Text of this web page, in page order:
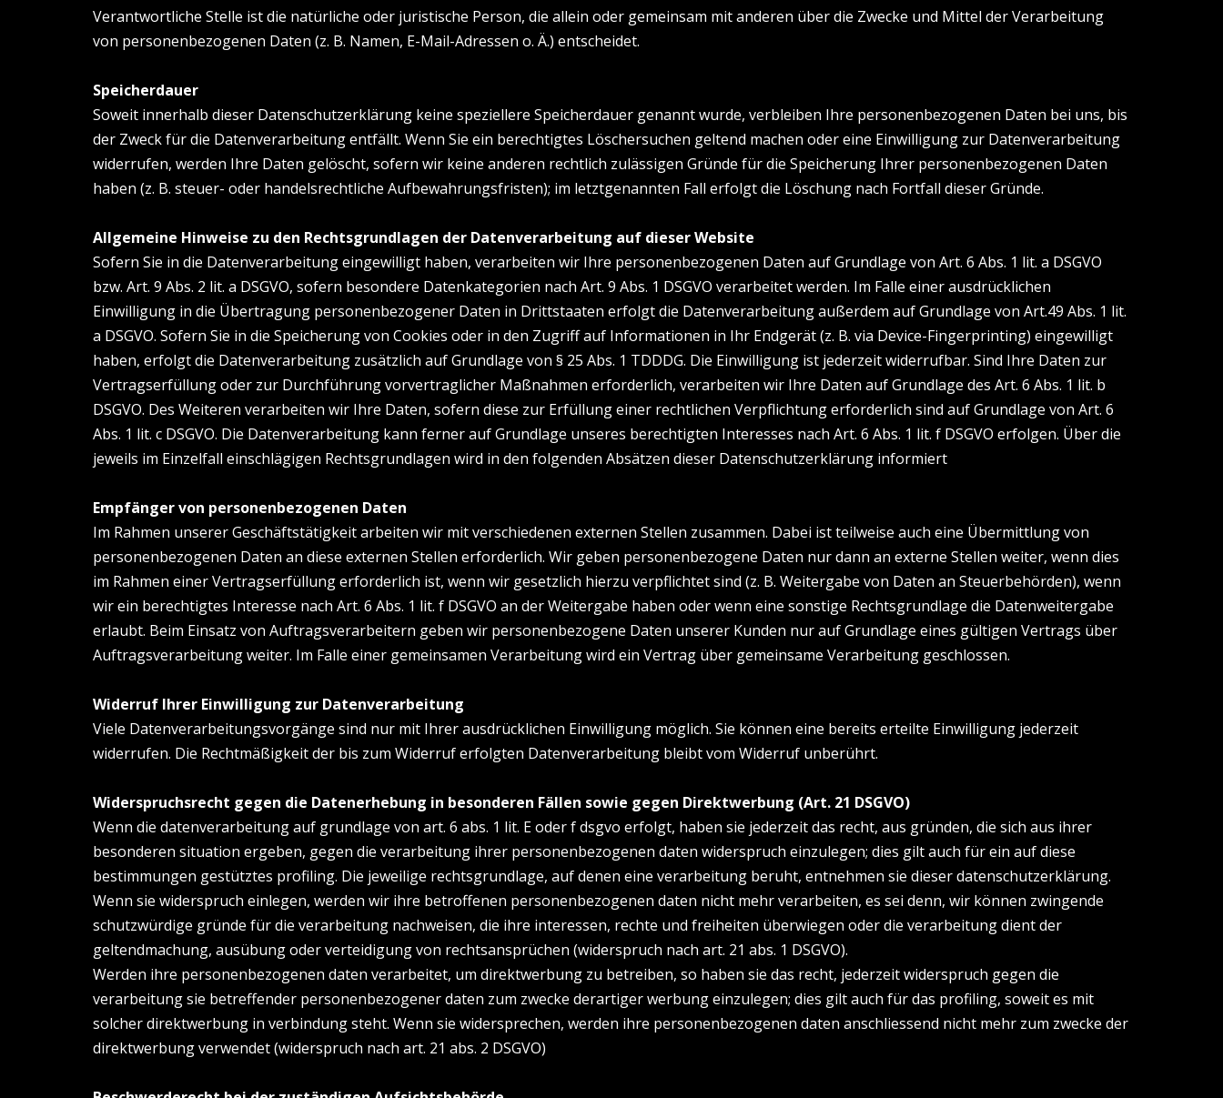
Verantwortliche Stelle ist die natürliche oder juristische Person, die allein oder gemeinsam mit anderen über die Zwecke und Mittel der Verarbeitung
von personenbezogenen Daten (z. B. Namen, E-Mail-Adressen o. Ä.) entscheidet.
Speicherdauer
Soweit innerhalb dieser Datenschutzerklärung keine speziellere Speicherdauer genannt wurde, verbleiben Ihre personenbezogenen Daten bei uns, bis
der Zweck für die Datenverarbeitung entfällt. Wenn Sie ein berechtigtes Löschersuchen geltend machen oder eine Einwilligung zur Datenverarbeitung
widerrufen, werden Ihre Daten gelöscht, sofern wir keine anderen rechtlich zulässigen Gründe für die Speicherung Ihrer personenbezogenen Daten
haben (z. B. steuer- oder handelsrechtliche Aufbewahrungsfristen); im letztgenannten Fall erfolgt die Löschung nach Fortfall dieser Gründe.
Allgemeine Hinweise zu den Rechtsgrundlagen der Datenverarbeitung auf dieser Website
Sofern Sie in die Datenverarbeitung eingewilligt haben, verarbeiten wir Ihre personenbezogenen Daten auf Grundlage von Art. 6 Abs. 1 lit. a DSGVO
bzw. Art. 9 Abs. 2 lit. a DSGVO, sofern besondere Datenkategorien nach Art. 9 Abs. 1 DSGVO verarbeitet werden. Im Falle einer ausdrücklichen
Einwilligung in die Übertragung personenbezogener Daten in Drittstaaten erfolgt die Datenverarbeitung außerdem auf Grundlage von Art.49 Abs. 1 lit.
a DSGVO. Sofern Sie in die Speicherung von Cookies oder in den Zugriff auf Informationen in Ihr Endgerät (z. B. via Device-Fingerprinting) eingewilligt
haben, erfolgt die Datenverarbeitung zusätzlich auf Grundlage von § 25 Abs. 1 TDDDG. Die Einwilligung ist jederzeit widerrufbar. Sind Ihre Daten zur
Vertragserfüllung oder zur Durchführung vorvertraglicher Maßnahmen erforderlich, verarbeiten wir Ihre Daten auf Grundlage des Art. 6 Abs. 1 lit. b
DSGVO. Des Weiteren verarbeiten wir Ihre Daten, sofern diese zur Erfüllung einer rechtlichen Verpflichtung erforderlich sind auf Grundlage von Art. 6
Abs. 1 lit. c DSGVO. Die Datenverarbeitung kann ferner auf Grundlage unseres berechtigten Interesses nach Art. 6 Abs. 1 lit. f DSGVO erfolgen. Über die
jeweils im Einzelfall einschlägigen Rechtsgrundlagen wird in den folgenden Absätzen dieser Datenschutzerklärung informiert
Empfänger von personenbezogenen Daten
Im Rahmen unserer Geschäftstätigkeit arbeiten wir mit verschiedenen externen Stellen zusammen. Dabei ist teilweise auch eine Übermittlung von
personenbezogenen Daten an diese externen Stellen erforderlich. Wir geben personenbezogene Daten nur dann an externe Stellen weiter, wenn dies
im Rahmen einer Vertragserfüllung erforderlich ist, wenn wir gesetzlich hierzu verpflichtet sind (z. B. Weitergabe von Daten an Steuerbehörden), wenn
wir ein berechtigtes Interesse nach Art. 6 Abs. 1 lit. f DSGVO an der Weitergabe haben oder wenn eine sonstige Rechtsgrundlage die Datenweitergabe
erlaubt. Beim Einsatz von Auftragsverarbeitern geben wir personenbezogene Daten unserer Kunden nur auf Grundlage eines gültigen Vertrags über
Auftragsverarbeitung weiter. Im Falle einer gemeinsamen Verarbeitung wird ein Vertrag über gemeinsame Verarbeitung geschlossen.
Widerruf Ihrer Einwilligung zur Datenverarbeitung
Viele Datenverarbeitungsvorgänge sind nur mit Ihrer ausdrücklichen Einwilligung möglich. Sie können eine bereits erteilte Einwilligung jederzeit
widerrufen. Die Rechtmäßigkeit der bis zum Widerruf erfolgten Datenverarbeitung bleibt vom Widerruf unberührt.
Widerspruchsrecht gegen die Datenerhebung in besonderen Fällen sowie gegen Direktwerbung (Art. 21 DSGVO)
Wenn die datenverarbeitung auf grundlage von art. 6 abs. 1 lit. E oder f dsgvo erfolgt, haben sie jederzeit das recht, aus gründen, die sich aus ihrer
besonderen situation ergeben, gegen die verarbeitung ihrer personenbezogenen daten widerspruch einzulegen; dies gilt auch für ein auf diese
bestimmungen gestütztes profiling. Die jeweilige rechtsgrundlage, auf denen eine verarbeitung beruht, entnehmen sie dieser datenschutzerklärung.
Wenn sie widerspruch einlegen, werden wir ihre betroffenen personenbezogenen daten nicht mehr verarbeiten, es sei denn, wir können zwingende
schutzwürdige gründe für die verarbeitung nachweisen, die ihre interessen, rechte und freiheiten überwiegen oder die verarbeitung dient der
geltendmachung, ausübung oder verteidigung von rechtsansprüchen (widerspruch nach art. 21 abs. 1 DSGVO).
Werden ihre personenbezogenen daten verarbeitet, um direktwerbung zu betreiben, so haben sie das recht, jederzeit widerspruch gegen die
verarbeitung sie betreffender personenbezogener daten zum zwecke derartiger werbung einzulegen; dies gilt auch für das profiling, soweit es mit
solcher direktwerbung in verbindung steht. Wenn sie widersprechen, werden ihre personenbezogenen daten anschliessend nicht mehr zum zwecke der
direktwerbung verwendet (widerspruch nach art. 21 abs. 2 DSGVO)